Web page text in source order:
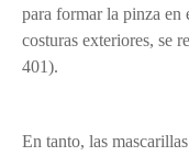
para formar la pinza en
costuras exteriores, se
401).
En tanto, las